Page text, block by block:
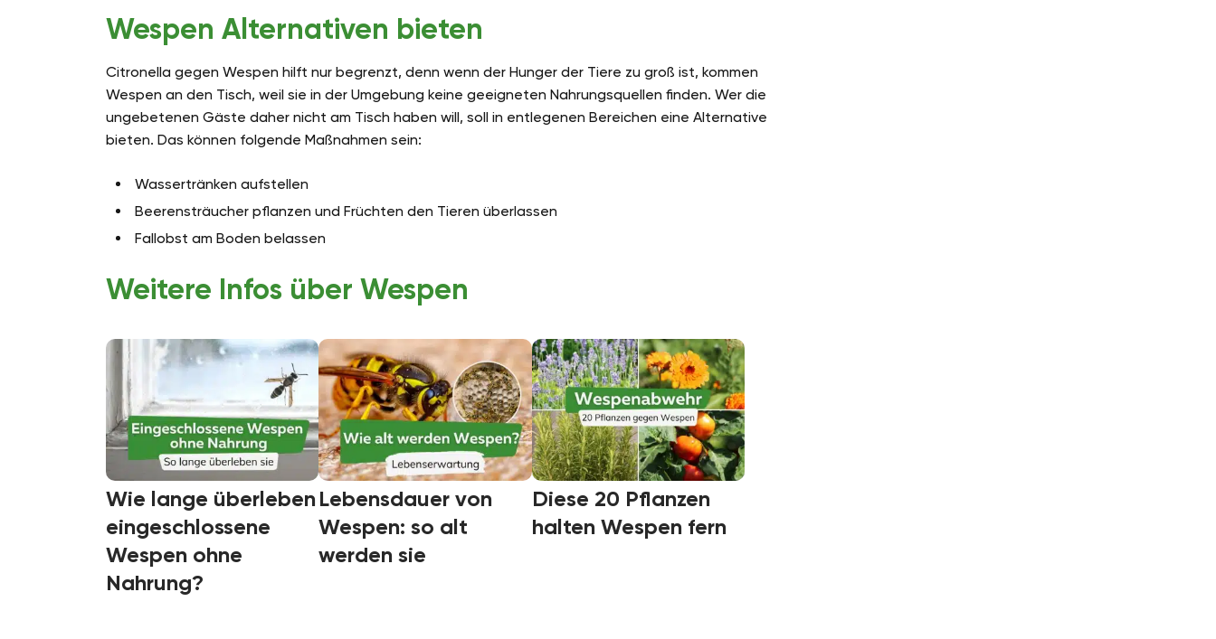
Wespen Alternativen bieten
Citronella gegen Wespen hilft nur begrenzt, denn wenn der Hunger der Tiere zu groß ist, kommen
Wespen an den Tisch, weil sie in der Umgebung keine geeigneten Nahrungsquellen finden. Wer die
ungebetenen Gäste daher nicht am Tisch haben will, soll in entlegenen Bereichen eine Alternative
bieten. Das können folgende Maßnahmen sein:
Wassertränken aufstellen
Beerensträucher pflanzen und Früchten den Tieren überlassen
Fallobst am Boden belassen
Weitere Infos über Wespen
Wie lange überleben
eingeschlossene
Wespen ohne
Nahrung?
Lebensdauer von
Wespen: so alt
werden sie
Diese 20 Pflanzen
halten Wespen fern